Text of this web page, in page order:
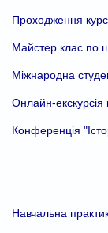
Проходження
Майстер клас по
Міжнародна
Онлайн-
Конференція
Навчальна